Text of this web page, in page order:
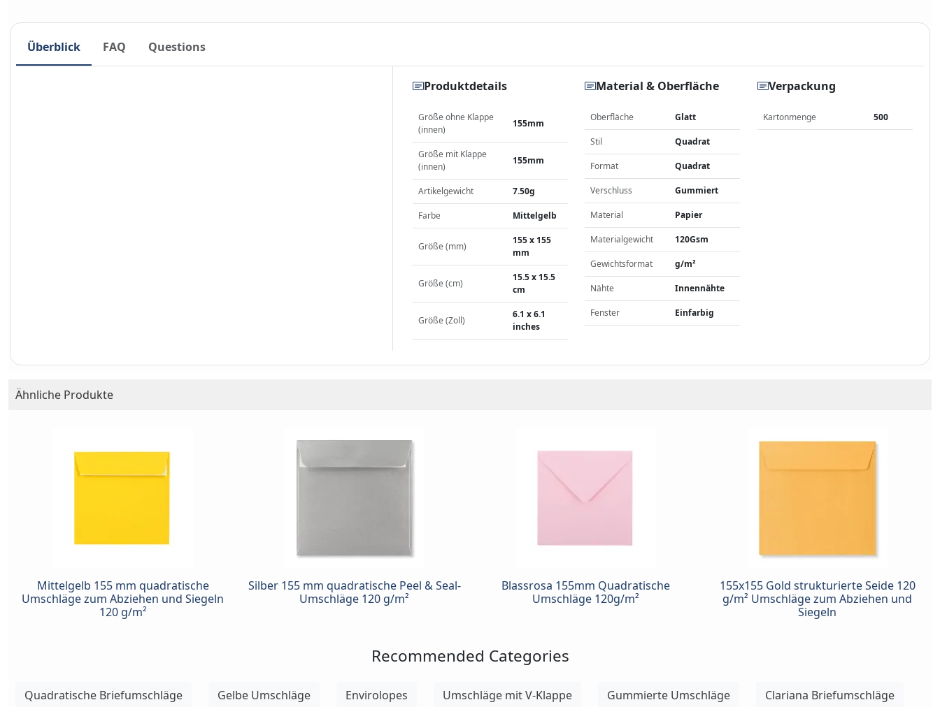
Überblick FAQ Questions
Produktdetails
Größe ohne Klappe
(innen)
155mm
Größe mit Klappe
(innen)
155mm
Artikelgewicht 7.50g
Farbe Mittelgelb
Größe (mm)
155 x 155
mm
Größe (cm)
15.5 x 15.5
cm
Größe (Zoll)
6.1 x 6.1
inches
Material & Oberfläche
Oberfläche Glatt
Stil Quadrat
Format Quadrat
Verschluss Gummiert
Material Papier
Materialgewicht 120Gsm
Gewichtsformat g/m²
Nähte Innennähte
Fenster Einfarbig
Verpackung
Kartonmenge 500
Ähnliche Produkte
Mittelgelb 155 mm quadratische
Umschläge zum Abziehen und Siegeln
120 g/m²
Silber 155 mm quadratische Peel & Seal-
Umschläge 120 g/m²
Blassrosa 155mm Quadratische
Umschläge 120g/m²
155x155 Gold strukturierte Seide 120
g/m² Umschläge zum Abziehen und
Siegeln
Recommended Categories
Quadratische Briefumschläge Gelbe Umschläge Envirolopes Umschläge mit V-Klappe Gummierte Umschläge Clariana Briefumschläge